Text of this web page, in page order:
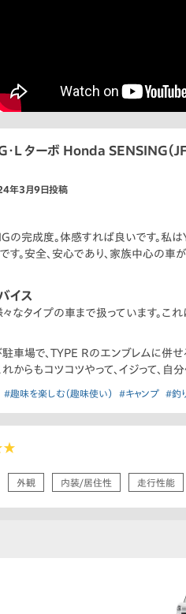
ターボ Honda SENSING（
年3月9日投稿
の完成度。体感すれば良いです。
す。安全、安心であり、家族中心の車が
イス
なタイプの車まで扱っています。こ
車場で、TYPE Rのエンブレムに併せ
からもコツコツやって、イジって、自
#趣味を楽しむ（趣味使い） #キャンプ #釣
外観 内装/居住性 走行性能